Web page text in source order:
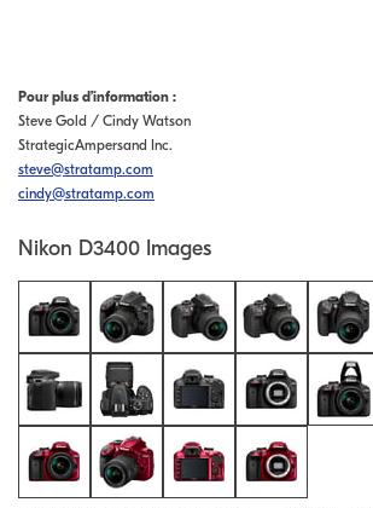
Pour plus d’information :
Steve Gold / Cindy Watson
StrategicAmpersand Inc.
steve@stratamp.com
cindy@stratamp.com
Nikon D3400 Images